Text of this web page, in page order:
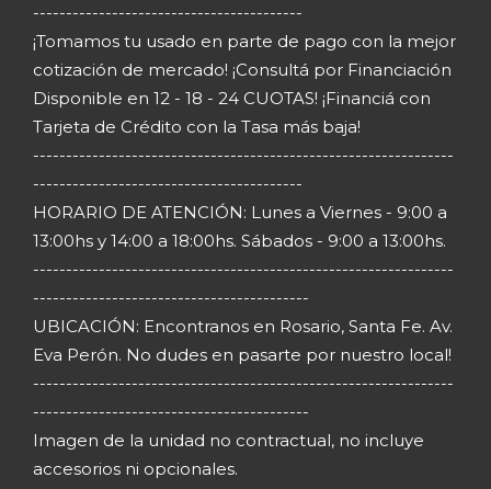
-----------------------------------------
¡Tomamos tu usado en parte de pago con la mejor
cotización de mercado! ¡Consultá por Financiación
Disponible en 12 - 18 - 24 CUOTAS! ¡Financiá con
Tarjeta de Crédito con la Tasa más baja!
----------------------------------------------------------------
-----------------------------------------
HORARIO DE ATENCIÓN: Lunes a Viernes - 9:00 a
13:00hs y 14:00 a 18:00hs. Sábados - 9:00 a 13:00hs.
----------------------------------------------------------------
------------------------------------------
UBICACIÓN: Encontranos en Rosario, Santa Fe. Av.
Eva Perón. No dudes en pasarte por nuestro local!
----------------------------------------------------------------
------------------------------------------
Imagen de la unidad no contractual, no incluye
accesorios ni opcionales.